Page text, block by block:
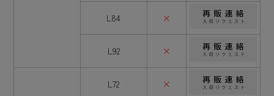
L84 ×
L92 ×
L72 ×